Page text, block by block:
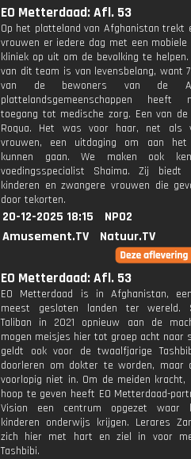
EO Metterdaad: Afl. 53
Op het platteland van Afghanistan trekt
vrouwen er iedere dag met een mobiele
kliniek op uit om de bevolking te
van dit team is van levensbelang, want
van de bewoners van de
plattelandsgemeenschappen heeft
toegang tot medische zorg. Een van
Roqua. Het was voor haar, net als
vrouwen, een uitdaging om aan
kunnen gaan. We maken ook
voedingsspecialist Shaima. Zij biedt
kinderen en zwangere vrouwen die
door tekorten.
20-12-2025 18:15
NPO2
Amusement.TV
Natuur.TV
EO Metterdaad: Afl. 53
EO Metterdaad is in Afghanistan,
meest gesloten landen ter wereld.
Taliban in 2021 opnieuw aan de
mogen meisjes hier tot groep acht naar
geldt ook voor de twaalfjarige
doorleren om dokter te worden,
voorlopig niet in. Om de meiden kracht,
hoop te geven heeft EO Metterdaad-
Vision een centrum opgezet waar
kinderen onderwijs krijgen. Lerares
zich hier met hart en ziel in voor
Tashbibi.